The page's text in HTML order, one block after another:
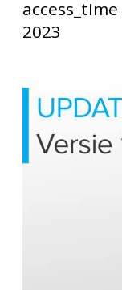
access_time
2023